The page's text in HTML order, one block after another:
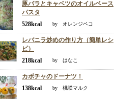
豚バラとキャベツのオイルベース
パスタ
528kcal
by オレンジペコ
レバニラ炒めの作り方（簡単レシ
ピ）
218kcal
by はなこ
カボチャのドーナツ！
138kcal
by 桃咲マルク